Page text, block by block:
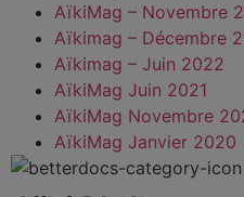
AïkiMag – Novembre
Aïkimag – Décembre
Aïkimag – Juin 2022
AïkiMag Juin 2021
AïkiMag Novembre
AïkiMag Janvier 2020